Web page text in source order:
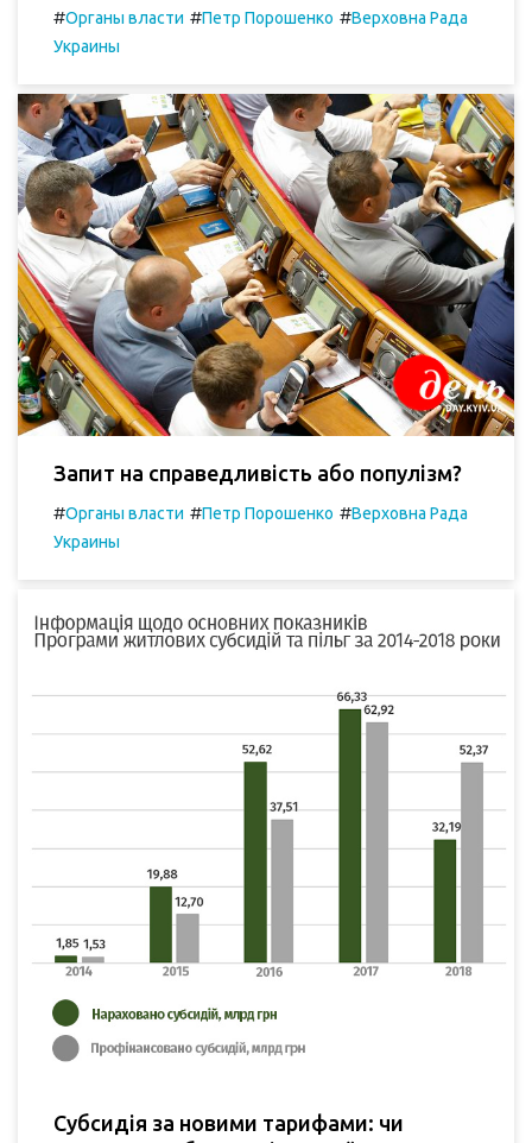
#Органы власти #Петр Порошенко #Верховна Рада
Украины
Запит на справедливість або популізм?
#Органы власти #Петр Порошенко #Верховна Рада
Украины
Субсидія за новими тарифами: чи